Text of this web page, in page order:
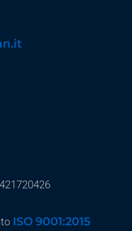
ISO 9001:2015